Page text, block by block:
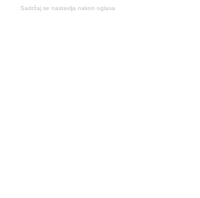
Sadržaj se nastavlja nakon oglasa